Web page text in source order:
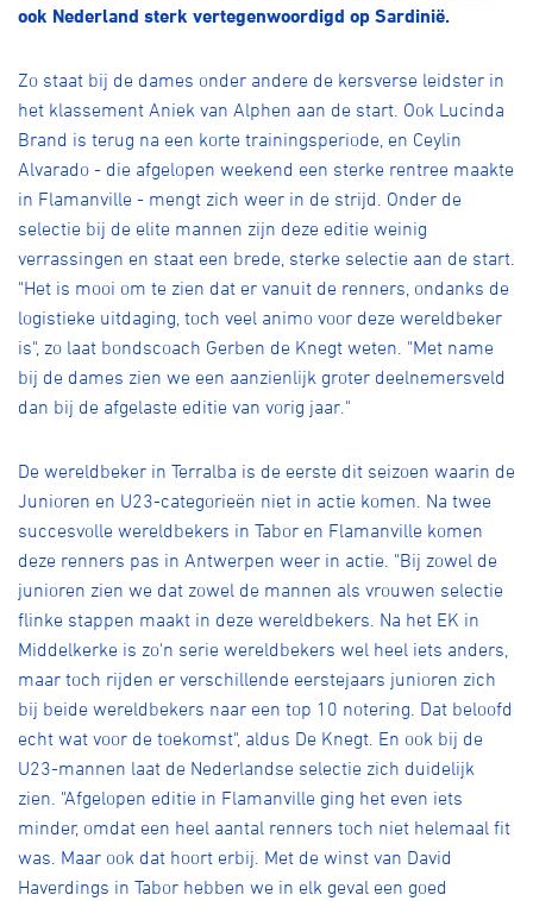
ook Nederland sterk vertegenwoordigd op Sardinië.
Zo staat bij de dames onder andere de kersverse leidster in
het klassement Aniek van Alphen aan de start. Ook Lucinda
Brand is terug na een korte trainingsperiode, en Ceylin
Alvarado - die afgelopen weekend een sterke rentree maakte
in Flamanville - mengt zich weer in de strijd. Onder de
selectie bij de elite mannen zijn deze editie weinig
verrassingen en staat een brede, sterke selectie aan de start.
"Het is mooi om te zien dat er vanuit de renners, ondanks de
logistieke uitdaging, toch veel animo voor deze wereldbeker
is", zo laat bondscoach Gerben de Knegt weten. "Met name
bij de dames zien we een aanzienlijk groter deelnemersveld
dan bij de afgelaste editie van vorig jaar."
De wereldbeker in Terralba is de eerste dit seizoen waarin de
Junioren en U23-categorieën niet in actie komen. Na twee
succesvolle wereldbekers in Tabor en Flamanville komen
deze renners pas in Antwerpen weer in actie. "Bij zowel de
junioren zien we dat zowel de mannen als vrouwen selectie
flinke stappen maakt in deze wereldbekers. Na het EK in
Middelkerke is zo'n serie wereldbekers wel heel iets anders,
maar toch rijden er verschillende eerstejaars junioren zich
bij beide wereldbekers naar een top 10 notering. Dat beloofd
echt wat voor de toekomst", aldus De Knegt. En ook bij de
U23-mannen laat de Nederlandse selectie zich duidelijk
zien. "Afgelopen editie in Flamanville ging het even iets
minder, omdat een heel aantal renners toch niet helemaal fit
was. Maar ook dat hoort erbij. Met de winst van David
Haverdings in Tabor hebben we in elk geval een goed
Pumptrack Fixed gear